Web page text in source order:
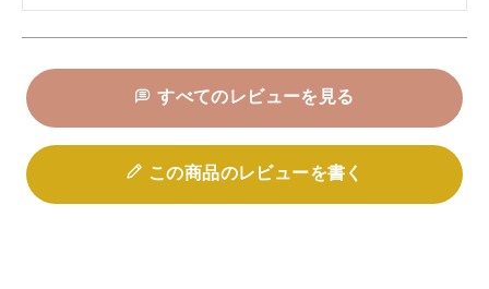
すべてのレビューを見る
この商品のレビューを書く